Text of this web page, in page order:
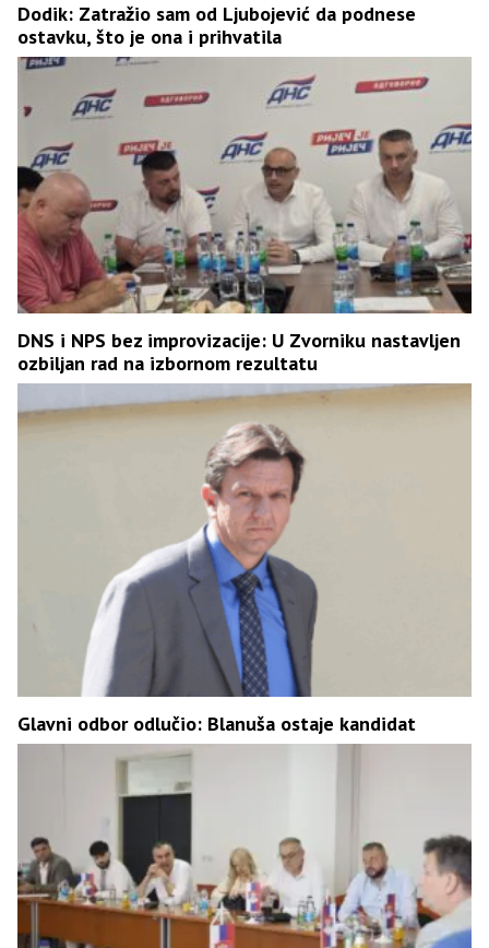
Dodik: Zatražio sam od Ljubojević da podnese
ostavku, što je ona i prihvatila
DNS i NPS bez improvizacije: U Zvorniku nastavljen
ozbiljan rad na izbornom rezultatu
Glavni odbor odlučio: Blanuša ostaje kandidat